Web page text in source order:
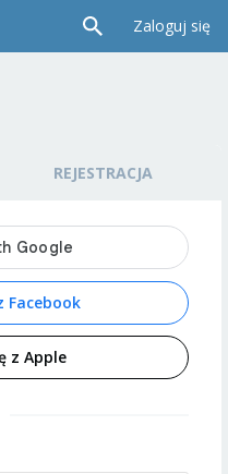
Zaloguj się
REJESTRACJA
Facebook
z Apple